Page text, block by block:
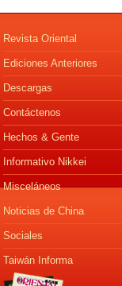
Revista Oriental
Ediciones Anteriores
Descargas
Contáctenos
Hechos & Gente
Informativo Nikkei
Misceláneos
Noticias de China
Sociales
Taiwán Informa